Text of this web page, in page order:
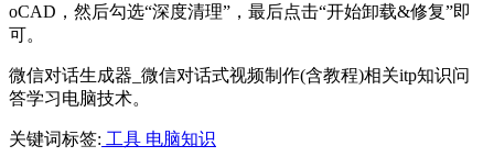
oCAD，然后勾选“深度清理”，最后点击“开始卸载&修复”即
可。
微信对话生成器_微信对话式视频制作(含教程)相关itp知识问
答学习电脑技术。
关键词标签: 工具 电脑知识